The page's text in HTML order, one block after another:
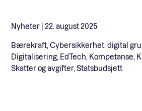
Fagforum
Nyheter | 22. august 2025
Bærekraft, Cybersikkerhet, digital
Digitalisering, EdTech, Kompetanse,
Skatter og avgifter, Statsbudsjett